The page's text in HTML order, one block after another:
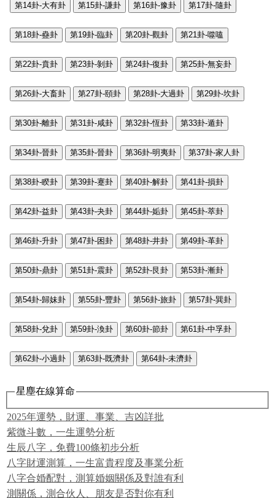
第14卦-大有卦 第15卦-謙卦 第16卦-豫卦 第17卦-隨卦
第18卦-蠱卦 第19卦-臨卦 第20卦-觀卦 第21卦-噬嗑
第22卦-賁卦 第23卦-剝卦 第24卦-復卦 第25卦-無妄卦
第26卦-大畜卦 第27卦-頤卦 第28卦-大過卦 第29卦-坎卦
第30卦-離卦 第31卦-咸卦 第32卦-恆卦 第33卦-遁卦
第34卦-晉卦 第35卦-晉卦 第36卦-明夷卦 第37卦-家人卦
第38卦-睽卦 第39卦-蹇卦 第40卦-解卦 第41卦-損卦
第42卦-益卦 第43卦-夬卦 第44卦-姤卦 第45卦-萃卦
第46卦-升卦 第47卦-困卦 第48卦-井卦 第49卦-革卦
第50卦-鼎卦 第51卦-震卦 第52卦-艮卦 第53卦-漸卦
第54卦-歸妹卦 第55卦-豐卦 第56卦-旅卦 第57卦-巽卦
第58卦-兌卦 第59卦-渙卦 第60卦-節卦 第61卦-中孚卦
第62卦-小過卦 第63卦-既濟卦 第64卦-未濟卦
星塵在線算命
2025年運勢，財運、事業、吉凶詳批
紫微斗數，一生運勢分析
生辰八字，免費100條初步分析
八字財運測算，一生富貴程度及事業分析
八字合婚配對，測算婚姻關係及對誰有利
測關係，測合伙人、朋友是否對你有利